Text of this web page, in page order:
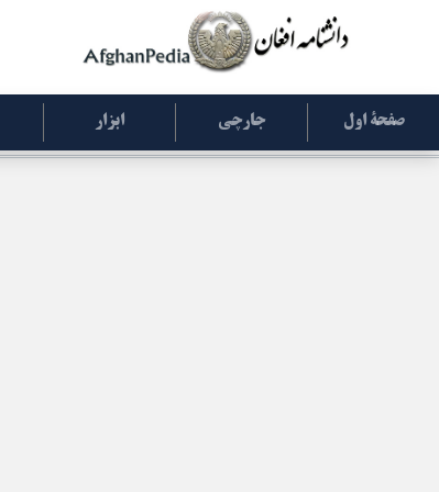
صفحۀ اول جارچی ابزار